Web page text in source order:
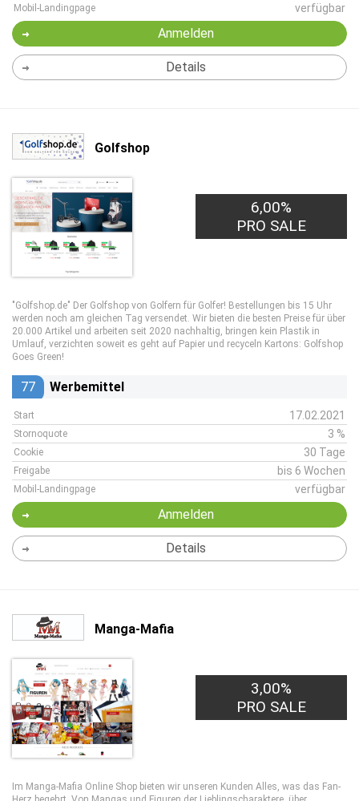
Mobil-Landingpage verfügbar
Anmelden
Details
Golfshop
6,00%
PRO SALE
"Golfshop.de" Der Golfshop von Golfern für Golfer! Bestellungen bis 15 Uhr
werden noch am gleichen Tag versendet. Wir bieten die besten Preise für über
20.000 Artikel und arbeiten seit 2020 nachhaltig, bringen kein Plastik in
Umlauf, verzichten soweit es geht auf Papier und recyceln Kartons: Golfshop
Goes Green!
77 Werbemittel
Start 17.02.2021
Stornoquote 3 %
Cookie 30 Tage
Freigabe bis 6 Wochen
Mobil-Landingpage verfügbar
Anmelden
Details
Manga-Mafia
3,00%
PRO SALE
Im Manga-Mafia Online Shop bieten wir unseren Kunden Alles, was das Fan-